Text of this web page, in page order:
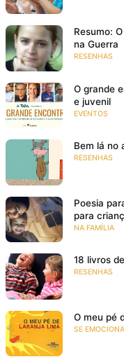
Resumo:
na Guerra
RESENHAS
O grande
e juvenil
EVENTOS
Bem lá no
RESENHAS
Poesia
para
NA FAMÍLIA
18 livros
RESENHAS
O meu pé
SE